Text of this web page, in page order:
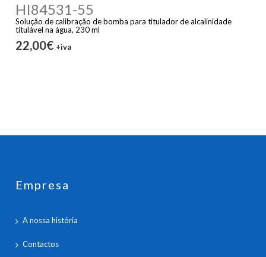
HI84531-55
Solução de calibração de bomba para titulador de alcalinidade
titulável na água, 230 ml
22,00€ +iva
Empresa
A nossa história
Contactos